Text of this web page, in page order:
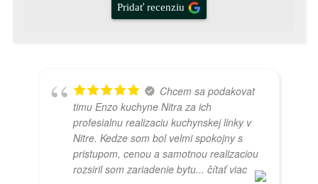
Pridať recenziu
Chcem sa podakovat
timu Enzo kuchyne Nitra za ich
profesialnu realizaciu kuchynskej linky v
Nitre. Kedze som bol velmi spokojny s
pristupom, cenou a samotnou realizaciou
rozsiril som zariadenie bytu... čítať viac